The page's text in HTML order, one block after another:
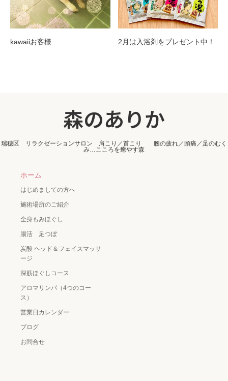
kawaiiお客様 2月は入浴剤をプレゼント中！
森のありか
瑞穂区 リラクゼーションサロン 肩こり／首こり 腰の疲れ／頭痛／足のむく
み…こころを癒やす森
ホーム
はじめましての方へ
施術場所のご紹介
全身もみほぐし
腸活 足つぼ
炭酸 ヘッド＆フェイスマッサ
ージ
深筋ほぐしコース
アロマリンパ（4つのコー
ス）
営業日カレンダー
ブログ
お問合せ